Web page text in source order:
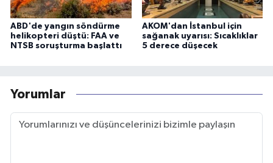
ABD'de yangın söndürme
helikopteri düştü: FAA ve
NTSB soruşturma başlattı
AKOM'dan İstanbul için
sağanak uyarısı: Sıcaklıklar
5 derece düşecek
Yorumlar